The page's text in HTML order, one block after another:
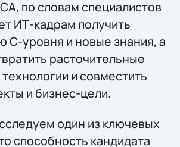
по словам специалистов
ИТ-кадрам получить
C-уровня и новые знания, а
расточительные
и совместить
и бизнес-цели.
один из ключевых
способность кандидата